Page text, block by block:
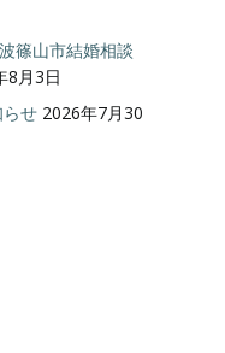
篠山市結婚相談
8月3日
せ 2026年7月30